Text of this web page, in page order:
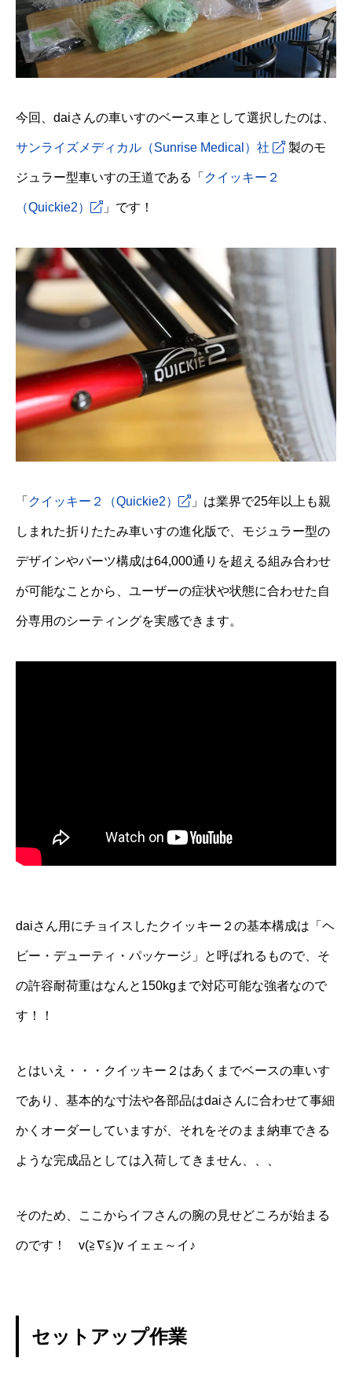
今回、daiさんの車いすのベース車として選択したのは、
サンライズメディカル（Sunrise Medical）社 製のモ
ジュラー型車いすの王道である「 クイッキー２
（Quickie2） 」です！
「 クイッキー２（Quickie2） 」は業界で25年以上も親
しまれた折りたたみ車いすの進化版で、モジュラー型の
デザインやパーツ構成は64,000通りを超える組み合わせ
が可能なことから、ユーザーの症状や状態に合わせた自
分専用のシーティングを実感できます。
daiさん用にチョイスしたクイッキー２の基本構成は「ヘ
ビー・デューティ・パッケージ」と呼ばれるもので、そ
の許容耐荷重はなんと150kgまで対応可能な強者なので
す！！
とはいえ・・・クイッキー２はあくまでベースの車いす
であり、基本的な寸法や各部品はdaiさんに合わせて事細
かくオーダーしていますが、それをそのまま納車できる
ような完成品としては入荷してきません、、、
そのため、ここからイフさんの腕の見せどころが始まる
のです！ v(≧∇≦)v イェェ～イ♪
セットアップ作業